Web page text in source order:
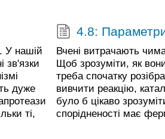
У нашій
зв'язки
дуже
ті,
4.8:
Вчені витрачають
Щоб зрозуміти, як
треба спочатку
вивчити реакцію,
було б цікаво
спорідненості має